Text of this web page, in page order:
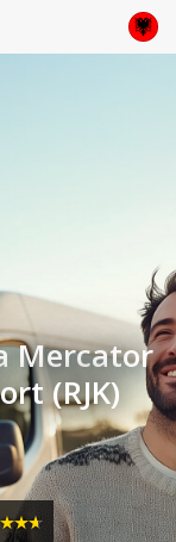
Mercator
(RJK)